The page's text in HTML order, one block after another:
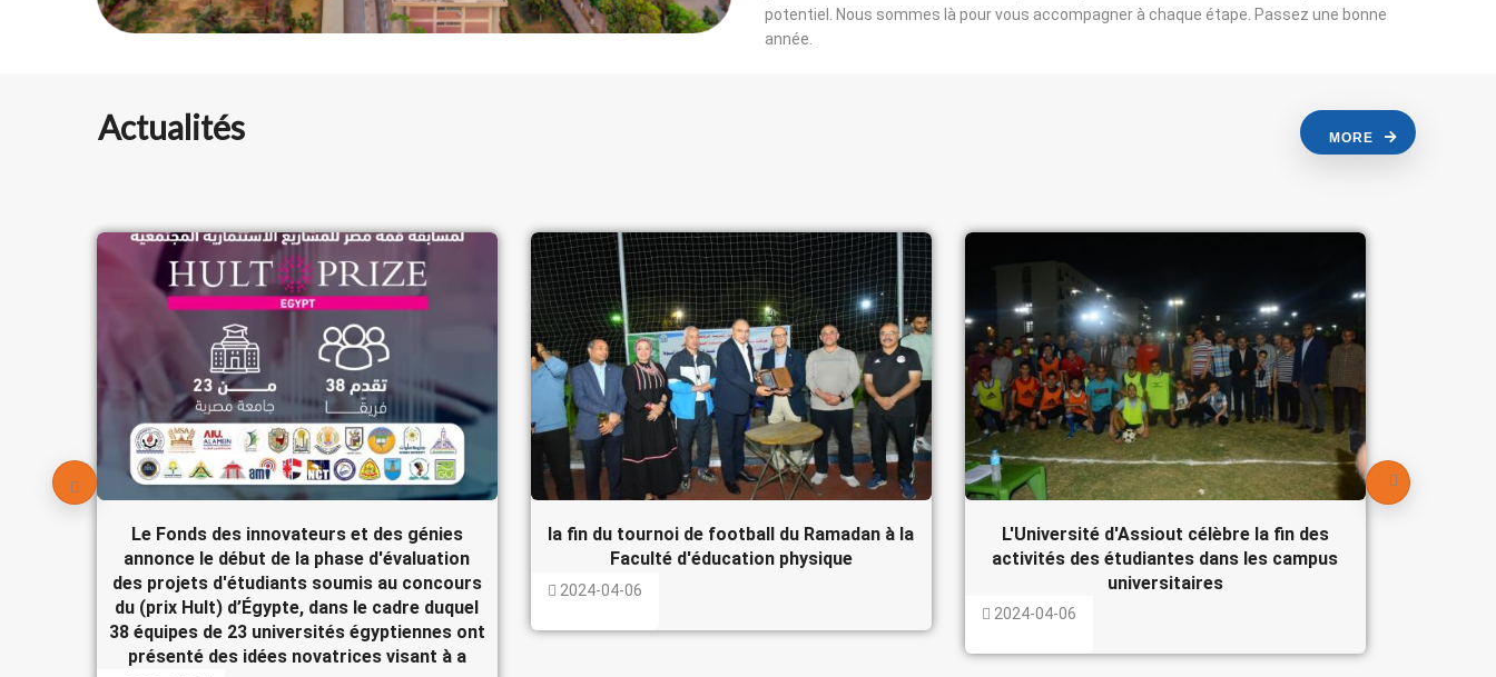
potentiel. Nous sommes là pour vous accompagner à chaque étape. Passez une bonne
année.
Actualités MORE
Le Fonds des innovateurs et des génies
annonce le début de la phase d'évaluation
des projets d'étudiants soumis au concours
du (prix Hult) d’Égypte, dans le cadre duquel
38 équipes de 23 universités égyptiennes ont
présenté des idées novatrices visant à a
la fin du tournoi de football du Ramadan à la
Faculté d'éducation physique
2024-04-06
L'Université d'Assiout célèbre la fin des
activités des étudiantes dans les campus
universitaires
2024-04-06